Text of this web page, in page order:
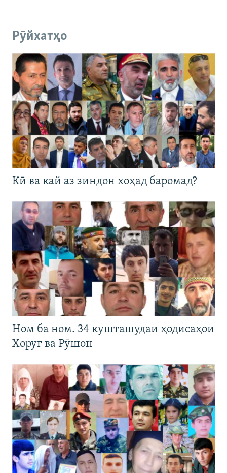
Рӯйхатҳо
Кӣ ва кай аз зиндон хоҳад баромад?
Ном ба ном. 34 кушташудаи ҳодисаҳои
Хоруғ ва Рӯшон